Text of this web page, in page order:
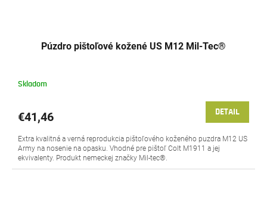
Púzdro pištoľové kožené US M12 Mil-Tec®
Skladom
€41,46 DETAIL
Extra kvalitná a verná reprodukcia pištoľového koženého puzdra M12 US
Army na nosenie na opasku. Vhodné pre pištoľ Colt M1911 a jej
ekvivalenty. Produkt nemeckej značky Mil-tec®.